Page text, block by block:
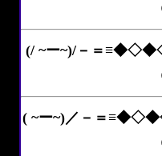
(/ ~ー~)/－＝
( ~ー~)／－＝